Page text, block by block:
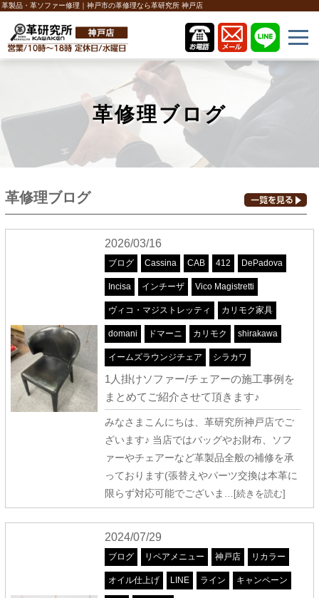
革製品・革ソファー修理｜神戸市の革修理なら革研究所 神戸店
革修理ブログ
革修理ブログ
2026/03/16
ブログ Cassina CAB 412 DePadova
Incisa インチーザ Vico Magistretti
ヴィコ・マジストレッティ カリモク家具
domani ドマーニ カリモク shirakawa
イームズラウンジチェア シラカワ
1人掛けソファー/チェアーの施工事例を
まとめてご紹介させて頂きます♪
みなさまこんにちは、革研究所神戸店でご
ざいます♪ 当店ではバッグやお財布、ソフ
ァーやチェアーなど革製品全般の補修を承
っております(張替えやパーツ交換は本革に
限らず対応可能でございま …[続きを読む]
2024/07/29
ブログ リペアメニュー 神戸店 リカラー
オイル仕上げ LINE ライン キャンペーン